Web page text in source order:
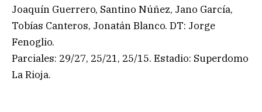
Joaquín Guerrero, Santino Núñez, Jano García,
Tobías Canteros, Jonatán Blanco. DT: Jorge
Fenoglio.
Parciales: 29/27, 25/21, 25/15. Estadio: Superdomo
La Rioja.